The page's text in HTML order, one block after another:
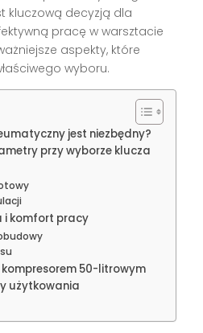
kluczową decyzją dla
pracę w warsztacie
aspekty, które
wyboru.
jest niezbędny?
przy wyborze klucza
i komfort pracy
50-litrowym
użytkowania